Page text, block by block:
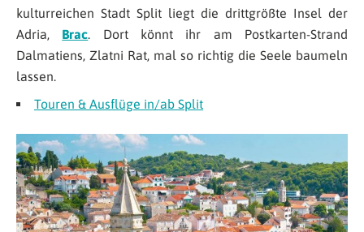
kulturreichen Stadt Split liegt die drittgrößte Insel der
Adria, Brac . Dort könnt ihr am Postkarten-Strand
Dalmatiens, Zlatni Rat, mal so richtig die Seele baumeln
lassen.
Touren & Ausflüge in/ab Split